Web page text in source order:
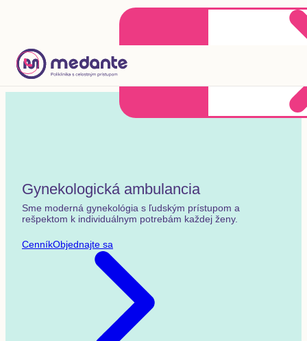
Klientske centrum
+421 2 20 302 303
Gynekologická ambulancia
Sme moderná gynekológia s ľudským prístupom a
rešpektom k individuálnym potrebám každej ženy.
CenníkObjednajte sa